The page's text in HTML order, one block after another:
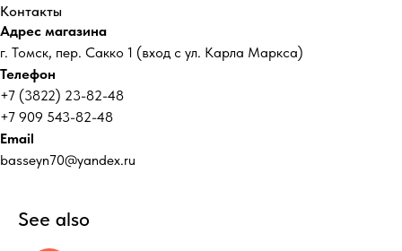
Контакты
Адрес магазина
г. Томск, пер. Сакко 1 (вход с ул. Карла Маркса)
Телефон
+7 (3822) 23-82-48
+7 909 543-82-48
Email
basseyn70@yandex.ru
See also